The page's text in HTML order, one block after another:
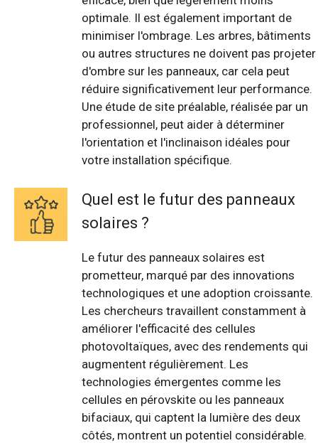
optimale. Il est également important de
minimiser l'ombrage. Les arbres, bâtiments
ou autres structures ne doivent pas projeter
d'ombre sur les panneaux, car cela peut
réduire significativement leur performance.
Une étude de site préalable, réalisée par un
professionnel, peut aider à déterminer
l'orientation et l'inclinaison idéales pour
votre installation spécifique.
Quel est le futur des panneaux
solaires ?
Le futur des panneaux solaires est
prometteur, marqué par des innovations
technologiques et une adoption croissante.
Les chercheurs travaillent constamment à
améliorer l'efficacité des cellules
photovoltaïques, avec des rendements qui
augmentent régulièrement. Les
technologies émergentes comme les
cellules en pérovskite ou les panneaux
bifaciaux, qui captent la lumière des deux
côtés, montrent un potentiel considérable.